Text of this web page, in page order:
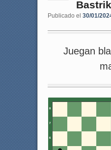
Publicado el 30/01/
Juegan
8
7
6